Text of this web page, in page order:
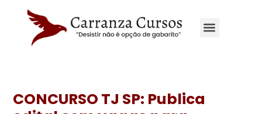
CONCURSO TJ SP: Publica